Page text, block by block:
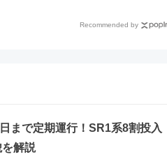
Recommended by
まで定期運行！SR1系8割投入
解説